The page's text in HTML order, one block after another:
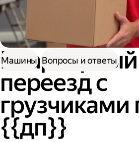
Квартирный
переезд с
грузчиками
{{дп}}
Машины Вопросы и ответы